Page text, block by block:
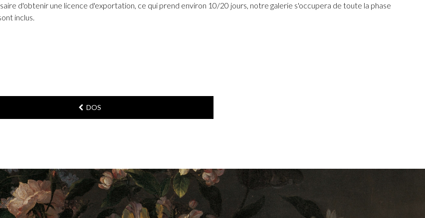
d'obtenir une licence d'exportation, ce qui prend environ 10/20 jours, notre galerie s'occupera de toute la phase
inclus.
DOS